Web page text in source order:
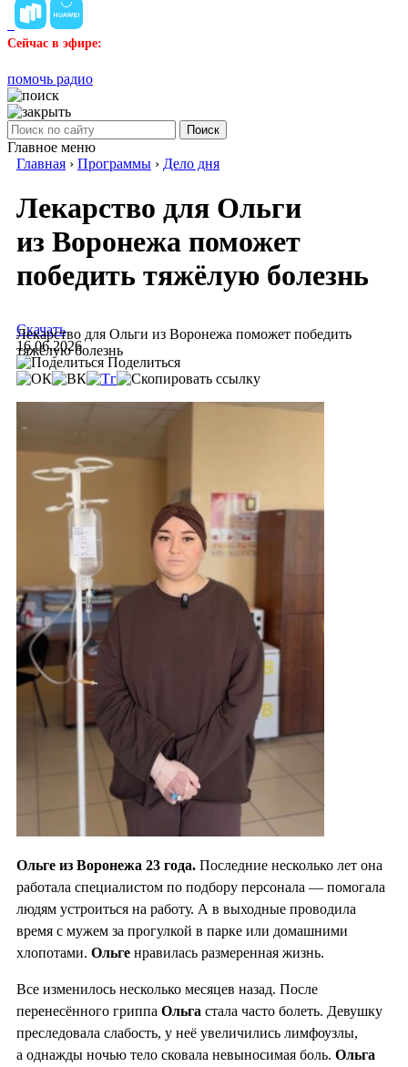
Сейчас в эфире:
помочь радио
Поиск
Главное меню
Главная › Программы › Дело дня
Лекарство для Ольги
из Воронежа поможет
победить тяжёлую болезнь
Лекарство для Ольги из Воронежа поможет победить
тяжёлую болезнь
Скачать
16.06.2026
Поделиться
Ольге из Воронежа 23 года. Последние несколько лет она
работала специалистом по подбору персонала — помогала
людям устроиться на работу. А в выходные проводила
время с мужем за прогулкой в парке или домашними
хлопотами. Ольге нравилась размеренная жизнь.
Все изменилось несколько месяцев назад. После
перенесённого гриппа Ольга стала часто болеть. Девушку
преследовала слабость, у неё увеличились лимфоузлы,
а однажды ночью тело сковала невыносимая боль. Ольга